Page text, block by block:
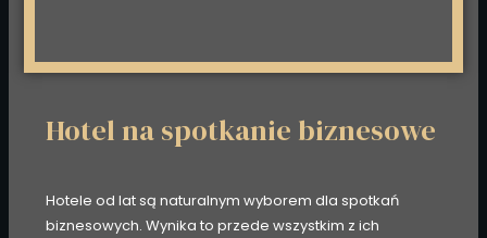
Hotel na spotkanie biznesowe
Hotele od lat są naturalnym wyborem dla spotkań
biznesowych. Wynika to przede wszystkim z ich